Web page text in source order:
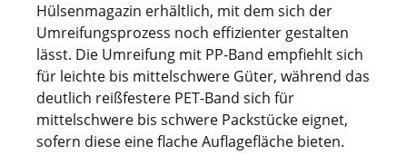
Hülsenmagazin erhältlich, mit dem sich der
Umreifungsprozess noch effizienter gestalten
lässt. Die Umreifung mit PP-Band empfiehlt sich
für leichte bis mittelschwere Güter, während das
deutlich reißfestere PET-Band sich für
mittelschwere bis schwere Packstücke eignet,
sofern diese eine flache Auflagefläche bieten.